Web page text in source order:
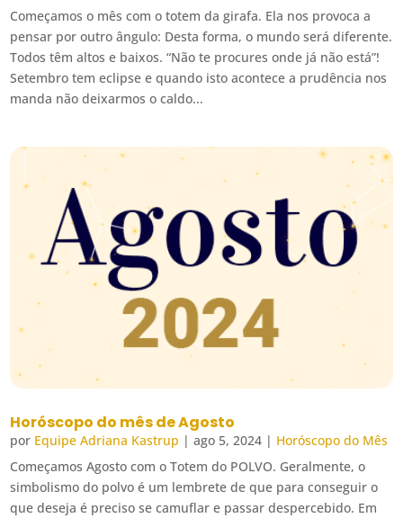
Começamos o mês com o totem da girafa. Ela nos provoca a
pensar por outro ângulo: Desta forma, o mundo será diferente.
Todos têm altos e baixos. “Não te procures onde já não está”!
Setembro tem eclipse e quando isto acontece a prudência nos
manda não deixarmos o caldo...
Horóscopo do mês de Agosto
por Equipe Adriana Kastrup |ago 5, 2024 | Horóscopo do Mês
Começamos Agosto com o Totem do POLVO. Geralmente, o
simbolismo do polvo é um lembrete de que para conseguir o
que deseja é preciso se camuflar e passar despercebido. Em